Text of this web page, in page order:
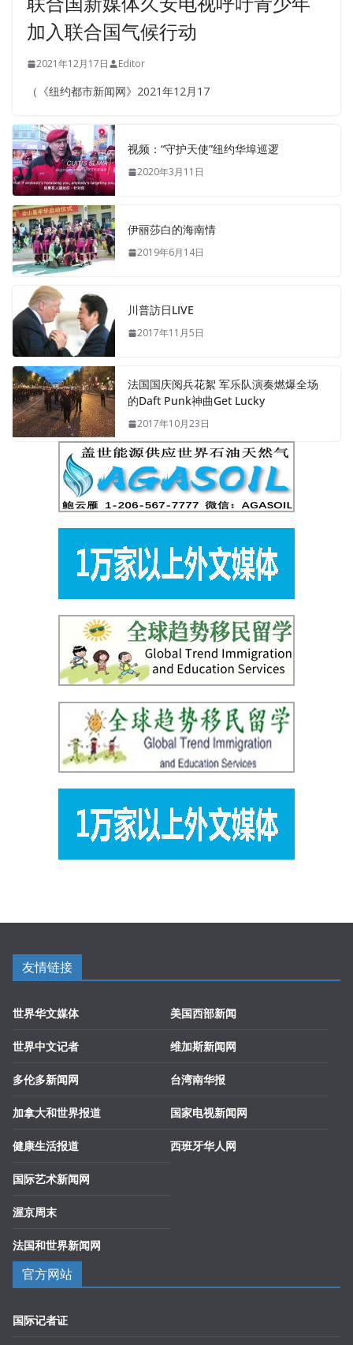
加入联合国气候行动
2021年12月17日 Editor
（《纽约都市新闻网》2021年12月17
视频：“守护天使”纽约华埠巡逻
2020年3月11日
伊丽莎白的海南情
2019年6月14日
川普訪日LIVE
2017年11月5日
法国国庆阅兵花絮 军乐队演奏燃爆全场
的Daft Punk神曲Get Lucky
2017年10月23日
友情链接
世界华文媒体
世界中文记者
多伦多新闻网
加拿大和世界报道
健康生活报道
国际艺术新闻网
渥京周末
法国和世界新闻网
美国西部新闻
维加斯新闻网
台湾南华报
国家电视新闻网
西班牙华人网
官方网站
国际记者证